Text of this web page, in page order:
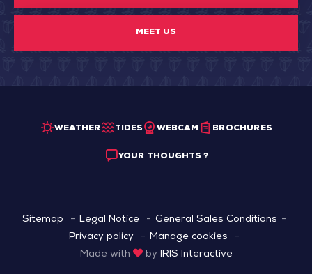
MEET US
WEATHER TIDES WEBCAM BROCHURES
YOUR THOUGHTS ?
Sitemap Legal Notice
General Sales Conditions
Privacy policy
Manage cookies
Made with
by IRIS Interactive